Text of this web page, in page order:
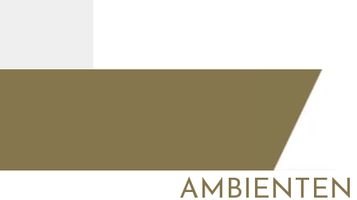
AMBIENTEN